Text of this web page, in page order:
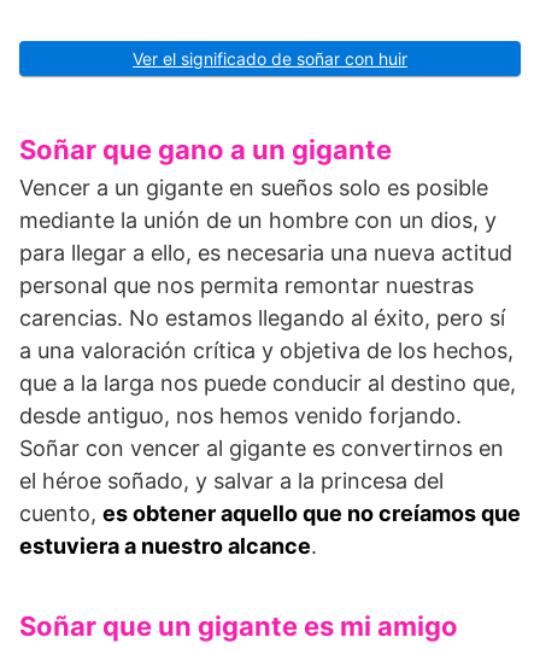
Ver el significado de soñar con huir
Soñar que gano a un gigante
Vencer a un gigante en sueños solo es posible
mediante la unión de un hombre con un dios, y
para llegar a ello, es necesaria una nueva actitud
personal que nos permita remontar nuestras
carencias. No estamos llegando al éxito, pero sí
a una valoración crítica y objetiva de los hechos,
que a la larga nos puede conducir al destino que,
desde antiguo, nos hemos venido forjando.
Soñar con vencer al gigante es convertirnos en
el héroe soñado, y salvar a la princesa del
cuento, es obtener aquello que no creíamos que
estuviera a nuestro alcance.
Soñar que un gigante es mi amigo